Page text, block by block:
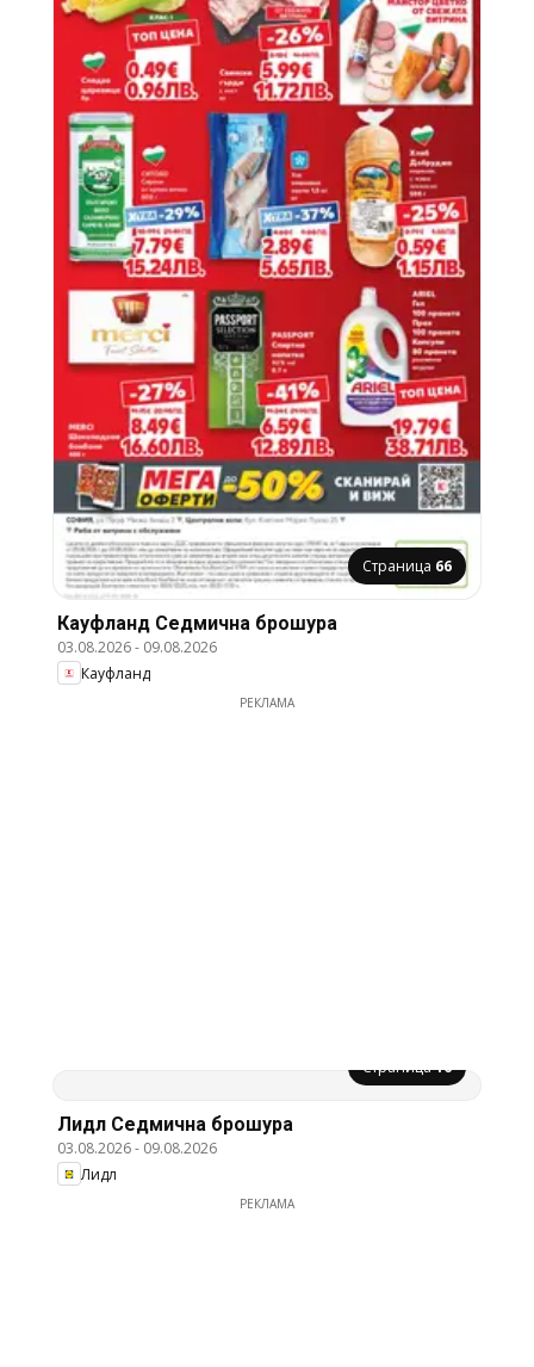
Страница 66
Кауфланд Cедмична брошура
03.08.2026- 09.08.2026
Кауфланд
РЕКЛАМА
Страница16
Лидл Cедмична брошура
03.08.2026- 09.08.2026
Лидл
РЕКЛАМА